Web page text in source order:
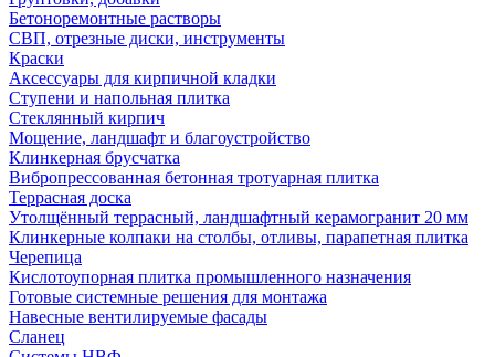
Бетоноремонтные растворы
СВП, отрезные диски, инструменты
Краски
Аксессуары для кирпичной кладки
Ступени и напольная плитка
Cтеклянный кирпич
Мощение, ландшафт и благоустройство
Клинкерная брусчатка
Вибропрессованная бетонная тротуарная плитка
Террасная доска
Утолщённый террасный, ландшафтный керамогранит 20 мм
Клинкерные колпаки на столбы, отливы, парапетная плитка
Черепица
Кислотоупорная плитка промышленного назначения
Готовые системные решения для монтажа
Навесные вентилируемые фасады
Сланец